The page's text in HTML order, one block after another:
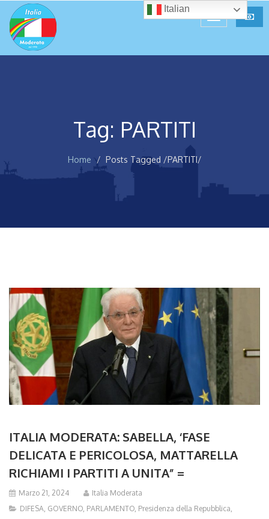
Tag: PARTITI
Home Posts Tagged /PARTITI/
ITALIA MODERATA: SABELLA, ‘FASE
DELICATA E PERICOLOSA, MATTARELLA
RICHIAMI I PARTITI A UNITA” =
Marzo 21, 2024
Italia Moderata
DIFESA, GOVERNO, PARLAMENTO, Presidenza della Repubblica,
Italian